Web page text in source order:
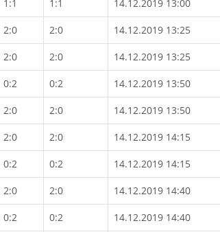
1:1 1:1 14.12.2019 13:00
2:0 2:0 14.12.2019 13:25
2:0 2:0 14.12.2019 13:25
0:2 0:2 14.12.2019 13:50
2:0 2:0 14.12.2019 13:50
2:0 2:0 14.12.2019 14:15
0:2 0:2 14.12.2019 14:15
2:0 2:0 14.12.2019 14:40
0:2 0:2 14.12.2019 14:40